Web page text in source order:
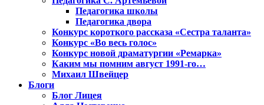
Педагогика школы
Педагогика двора
Конкурс короткого рассказа «Сестра таланта»
Конкурс «Во весь голос»
Конкурс новой драматургии «Ремарка»
Каким мы помним август 1991-го…
Михаил Швейцер
Блоги
Блог Лицея